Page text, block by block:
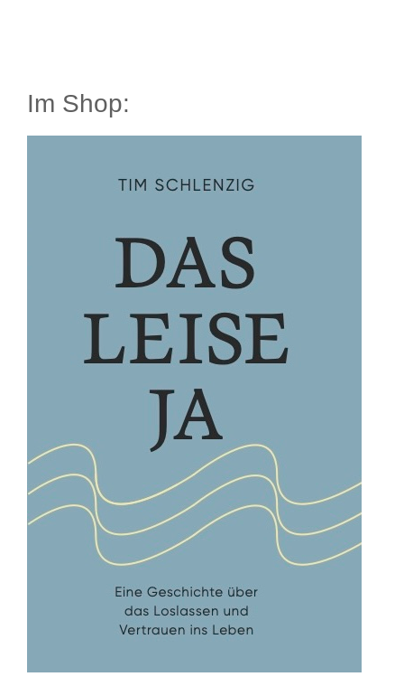
Im Shop: